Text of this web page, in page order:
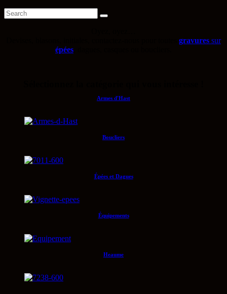
gravures sur
épées
Armes d'Hast
Boucliers
Épées et Dagues
Équipements
Heaume